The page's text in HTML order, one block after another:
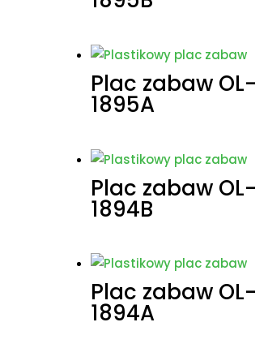
Plac zabaw OL-
1895A
Plac zabaw OL-
1894B
Plac zabaw OL-
1894A